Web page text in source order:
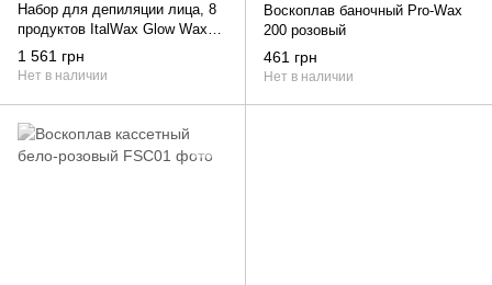
Набор для депиляции лица, 8
продуктов ItalWax Glow Wax
Kit
1 561 грн
Нет в наличии
Воскоплав баночный Pro-Wax
200 розовый
461 грн
Нет в наличии